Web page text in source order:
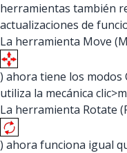
herramientas también
actualizaciones de
La herramienta Move
) ahora tiene los modos
utiliza la mecánica
La herramienta Rotate
) ahora funciona igual